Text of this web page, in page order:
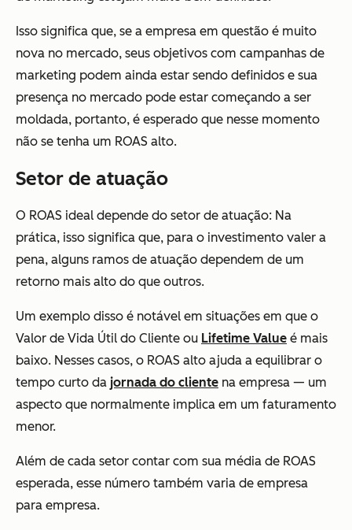
Isso significa que, se a empresa em questão é muito
nova no mercado, seus objetivos com campanhas de
marketing podem ainda estar sendo definidos e sua
presença no mercado pode estar começando a ser
moldada, portanto, é esperado que nesse momento
não se tenha um ROAS alto.
Setor de atuação
O ROAS ideal depende do setor de atuação: Na
prática, isso significa que, para o investimento valer a
pena, alguns ramos de atuação dependem de um
retorno mais alto do que outros.
Um exemplo disso é notável em situações em que o
Valor de Vida Útil do Cliente ou Lifetime Value é mais
baixo. Nesses casos, o ROAS alto ajuda a equilibrar o
tempo curto da jornada do cliente na empresa — um
aspecto que normalmente implica em um faturamento
menor.
Além de cada setor contar com sua média de ROAS
esperada, esse número também varia de empresa
para empresa.